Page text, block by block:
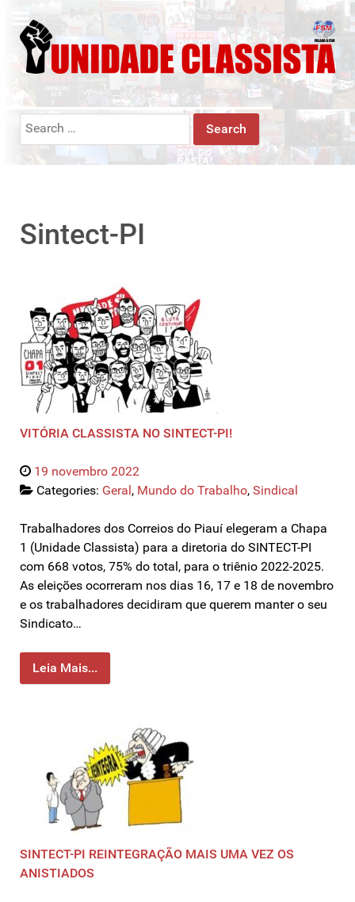
Search
Sintect-PI
VITÓRIA CLASSISTA NO SINTECT-PI!
19 novembro 2022
Categories: Geral, Mundo do Trabalho, Sindical
Trabalhadores dos Correios do Piauí elegeram a Chapa
1 (Unidade Classista) para a diretoria do SINTECT-PI
com 668 votos, 75% do total, para o triênio 2022-2025.
As eleições ocorreram nos dias 16, 17 e 18 de novembro
e os trabalhadores decidiram que querem manter o seu
Sindicato…
Leia Mais...
SINTECT-PI REINTEGRAÇÃO MAIS UMA VEZ OS
ANISTIADOS